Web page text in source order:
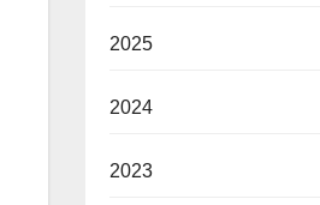
2025
2024
2023